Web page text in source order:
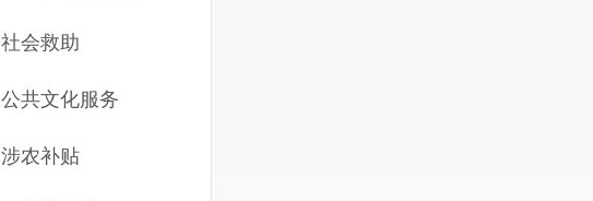
社会救助
公共文化服务
涉农补贴